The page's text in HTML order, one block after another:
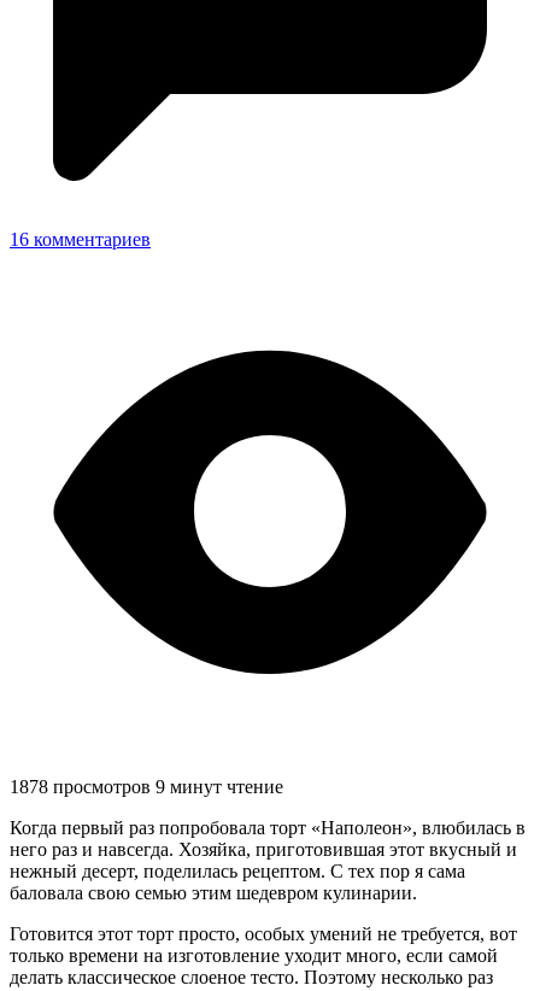
16 комментариев
1878 просмотров 9 минут чтение
Когда первый раз попробовала торт «Наполеон», влюбилась в
него раз и навсегда. Хозяйка, приготовившая этот вкусный и
нежный десерт, поделилась рецептом. С тех пор я сама
баловала свою семью этим шедевром кулинарии.
Готовится этот торт просто, особых умений не требуется, вот
только времени на изготовление уходит много, если самой
делать классическое слоеное тесто. Поэтому несколько раз